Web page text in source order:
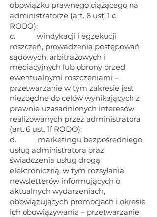
obowiązku prawnego ciążącego na
administratorze (art. 6 ust. 1 c
RODO);
c. windykacji i egzekucji
roszczeń, prowadzenia postępowań
sądowych, arbitrażowych i
mediacyjnych lub obrony przed
ewentualnymi roszczeniami –
przetwarzanie w tym zakresie jest
niezbędne do celów wynikających z
prawnie uzasadnionych interesów
realizowanych przez administratora
(art. 6 ust. 1f RODO);
d. marketingu bezpośredniego
usług administratora oraz
świadczenia usług drogą
elektroniczną, w tym rozsyłania
newsletterów informujących o
aktualnych wydarzeniach,
obowiązujących promocjach i okresie
ich obowiązywania – przetwarzanie